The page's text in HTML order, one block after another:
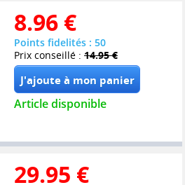
8.96 €
Points fidelités : 50
Prix conseillé : 14.95 €
Article disponible
29.95 €